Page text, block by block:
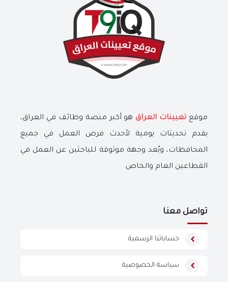
موقع تعيينات العراق هو أكبر منصة وظائف في العراق،
يقدم تحديثات يومية لأحدث فرص العمل في جميع
المحافظات، ويُعد وجهة موثوقة للباحثين عن العمل في
القطاعين العام والخاص.
تواصل معنا
حساباتنا الرسمية
سياسة الخصوصية